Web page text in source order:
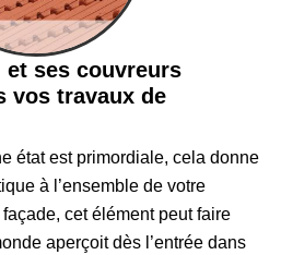
et ses couvreurs
vos travaux de
état est primordiale, cela donne
à l’ensemble de votre
cet élément peut faire
aperçoit dès l’entrée dans